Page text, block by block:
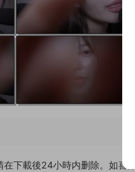
下載後24小時内删除。如喜